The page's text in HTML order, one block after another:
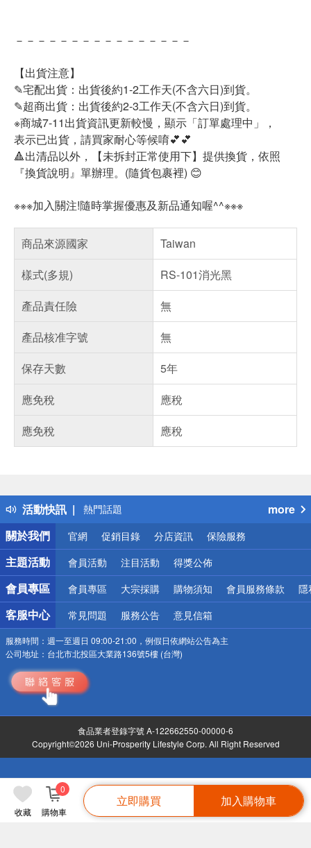
收藏 購物車
0
立即購買 加入購物車
－－－－－－－－－－－－－－－－
【出貨注意】
✎宅配出貨：出貨後約1-2工作天(不含六日)到貨。
✎超商出貨：出貨後約2-3工作天(不含六日)到貨。
※商城7-11出貨資訊更新較慢，顯示「訂單處理中」，
表示已出貨，請買家耐心等候唷💕💕
🔺出清品以外，【未拆封正常使用下】提供換貨，依照
『換貨說明』單辦理。(隨貨包裹裡) 😊
※※※加入關注!隨時掌握優惠及新品通知喔^^※※※
商品來源國家
Taiwan
樣式(多規)
RS-101消光黑
產品責任險
無
產品核准字號
無
保存天數
5年
應免稅
應稅
應免稅
應稅
活動快訊
偏遠地區配送
熱門話題
銀行優惠
偏遠地區配送
詐騙網頁！請小心！
more
關於我們
官網 促銷目錄 分店資訊 保險服務
主題活動 會員活動 注目活動 得獎公佈
會員專區 會員專區 大宗採購 購物須知 會員服務條款 隱
客服中心 常見問題 服務公告 意見信箱
服務時間： 週一至週日 09:00-21:00，例假日依網站公告為主
公司地址： 台北市北投區大業路136號5樓 (台灣)
食品業者登錄字號 A-122662550-00000-6
Copyright©2026 Uni-Prosperity Lifestyle Corp. All Right Reserved